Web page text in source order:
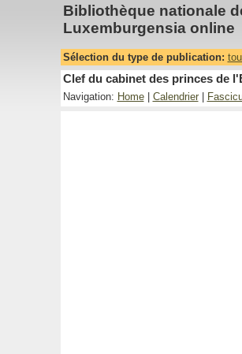
Bibliothèque nationale
Luxemburgensia online
Sélection du type de publication:
Clef du cabinet des princes de
Navigation: Home| Calendrier|